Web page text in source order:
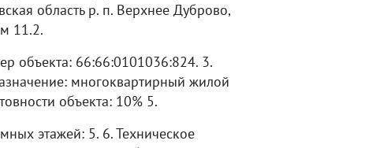
область р. п. Верхнее Дуброво,
11.2.
объекта: 66:66:0101036:824. 3.
многоквартирный жилой
объекта: 10% 5.
этажей: 5. 6. Техническое